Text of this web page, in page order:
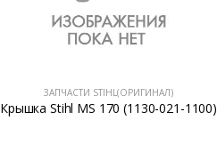
ЗАПЧАСТИ STIHL(ОРИГИНАЛ)
Крышка Stihl MS 170 (1130-021-1100)